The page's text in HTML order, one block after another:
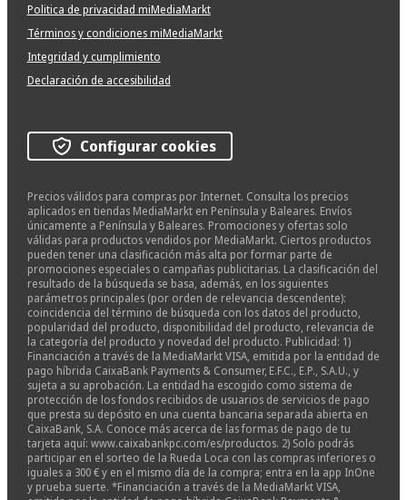
Politica de privacidad miMediaMarkt
Términos y condiciones miMediaMarkt
Integridad y cumplimiento
Declaración de accesibilidad
Configurar cookies
Precios válidos para compras por Internet. Consulta los precios
aplicados en tiendas MediaMarkt en Península y Baleares. Envíos
únicamente a Península y Baleares. Promociones y ofertas solo
válidas para productos vendidos por MediaMarkt. Ciertos productos
pueden tener una clasificación más alta por formar parte de
promociones especiales o campañas publicitarias. La clasificación del
resultado de la búsqueda se basa, además, en los siguientes
parámetros principales (por orden de relevancia descendente):
coincidencia del término de búsqueda con los datos del producto,
popularidad del producto, disponibilidad del producto, relevancia de
la categoría del producto y novedad del producto. Publicidad: 1)
Financiación a través de la MediaMarkt VISA, emitida por la entidad de
pago híbrida CaixaBank Payments & Consumer, E.F.C., E.P., S.A.U., y
sujeta a su aprobación. La entidad ha escogido como sistema de
protección de los fondos recibidos de usuarios de servicios de pago
que presta su depósito en una cuenta bancaria separada abierta en
CaixaBank, S.A. Conoce más acerca de las formas de pago de tu
tarjeta aquí: www.caixabankpc.com/es/productos. 2) Solo podrás
participar en el sorteo de la Rueda Loca con las compras inferiores o
iguales a 300 € y en el mismo día de la compra; entra en la app InOne
y prueba suerte. *Financiación a través de la MediaMarkt VISA,